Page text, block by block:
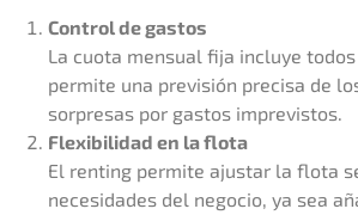
Control de gastos
La cuota mensual fija incluye
permite una previsión precisa de
sorpresas por gastos imprevistos.
Flexibilidad en la flota
El renting permite ajustar la flota
necesidades del negocio, ya sea